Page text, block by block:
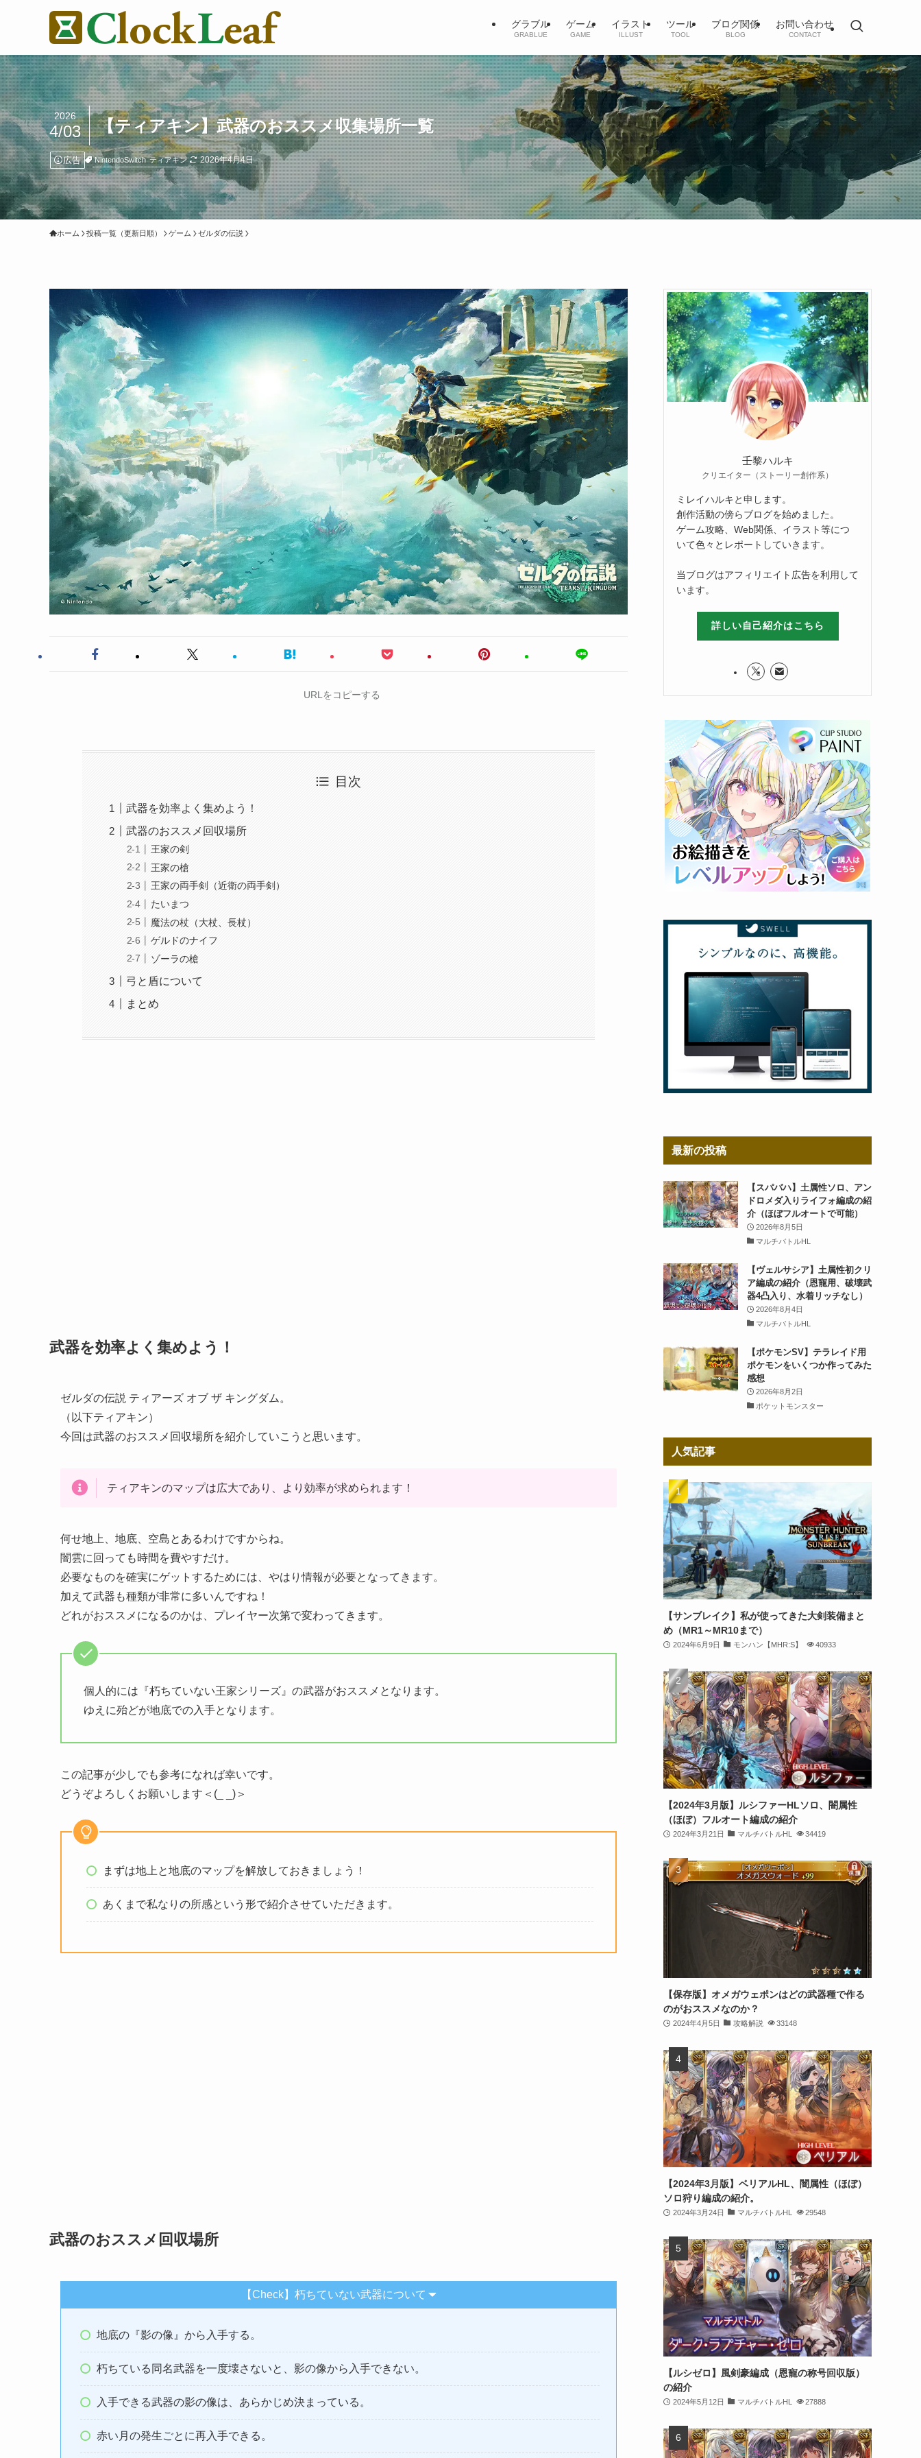
グラブル
GRABLUE
ゲーム
GAME
イラスト
ILLUST
ツール
TOOL
ブログ関係
BLOG
お問い合わせ
CONTACT
【ティアキン】武器のおススメ収集場所一覧
2026
4/03
広告 NintendoSwitch ティアキン 2026年4月4日
ホーム 投稿一覧（更新日順） ゲーム ゼルダの伝説
URLをコピーする
目次
武器を効率よく集めよう！
武器のおススメ回収場所
王家の剣
王家の槍
王家の両手剣（近衛の両手剣）
たいまつ
魔法の杖（大杖、長杖）
ゲルドのナイフ
ゾーラの槍
弓と盾について
まとめ
武器を効率よく集めよう！
ゼルダの伝説 ティアーズ オブ ザ キングダム。
（以下ティアキン）
今回は武器のおススメ回収場所を紹介していこうと思います。
ティアキンのマップは広大であり、より効率が求められます！
何せ地上、地底、空島とあるわけですからね。
闇雲に回っても時間を費やすだけ。
必要なものを確実にゲットするためには、やはり情報が必要となってきます。
加えて武器も種類が非常に多いんですね！
どれがおススメになるのかは、プレイヤー次第で変わってきます。
個人的には『朽ちていない王家シリーズ』の武器がおススメとなります。
ゆえに殆どが地底での入手となります。
この記事が少しでも参考になれば幸いです。
どうぞよろしくお願いします＜(_ _)＞
まずは地上と地底のマップを解放しておきましょう！
あくまで私なりの所感という形で紹介させていただきます。
武器のおススメ回収場所
【Check】朽ちていない武器について
地底の『影の像』から入手する。
朽ちている同名武器を一度壊さないと、影の像から入手できない。
入手できる武器の影の像は、あらかじめ決まっている。
赤い月の発生ごとに再入手できる。
壬黎ハルキ
クリエイター（ストーリー創作系）
ミレイハルキと申します。
創作活動の傍らブログを始めました。
ゲーム攻略、Web関係、イラスト等につ
いて色々とレポートしていきます。
当ブログはアフィリエイト広告を利用して
います。
詳しい自己紹介はこちら
最新の投稿
【スパバハ】土属性ソロ、アン
ドロメダ入りライフォ編成の紹
介（ほぼフルオートで可能）
2026年8月5日
マルチバトルHL
【ヴェルサシア】土属性初クリ
ア編成の紹介（恩寵用、破壊武
器4凸入り、水着リッチなし）
2026年8月4日
マルチバトルHL
【ポケモンSV】テラレイド用
ポケモンをいくつか作ってみた
感想
2026年8月2日
ポケットモンスター
人気記事
【サンブレイク】私が使ってきた大剣装備まと
め（MR1～MR10まで）
2024年6月9日 モンハン【MHR:S】 40933
【2024年3月版】ルシファーHLソロ、闇属性
（ほぼ）フルオート編成の紹介
2024年3月21日 マルチバトルHL 34419
【保存版】オメガウェポンはどの武器種で作る
のがおススメなのか？
2024年4月5日 攻略解説 33148
【2024年3月版】ベリアルHL、闇属性（ほぼ）
ソロ狩り編成の紹介。
2024年3月24日 マルチバトルHL 29548
【ルシゼロ】風剣豪編成（恩寵の称号回収版）
の紹介
2024年5月12日 マルチバトルHL 27888